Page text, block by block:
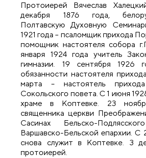
Протоиерей Вячеслав
декабря 1876 года,
Полтавскую Духовную
1921 года – псаломщик прихода
помощник настоятеля собора
января 1924 года учитель
гимназии. 19 сентября 1926
обязанности настоятеля
марта – настоятель
Сокольского повета. С 1 июня
храме в Коптевке. 23
священника церкви
Сасинах Бельско-
Варшавско-Бельской епархии. С
снова служит в Коптевке. 3
протоиерей.